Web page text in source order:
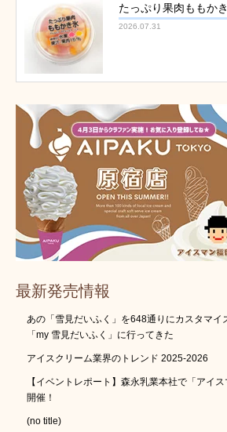
たっぷり果肉ももか
2026.07.31
最新発売情報
あの「雪見だいふく」を648通りにカスタマイ
「my 雪見だいふく」に行ってきた
アイスクリーム業界のトレンド 2025-2026
【イベントレポート】森永乳業本社で「アイ
開催！
(no title)